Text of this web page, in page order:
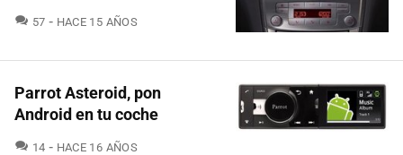
57 COMENTARIOS
HACE 15 AÑOS
Parrot Asteroid, pon
Android en tu coche
14 COMENTARIOS
HACE 16 AÑOS